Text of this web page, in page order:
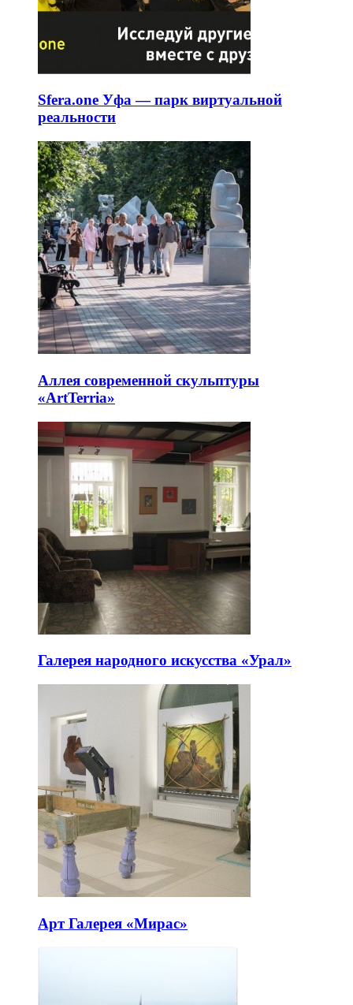
Sfera.one Уфа — парк виртуальной
реальности
Аллея современной скульптуры
«ArtTerria»
Галерея народного искусства «Урал»
Арт Галерея «Мирас»